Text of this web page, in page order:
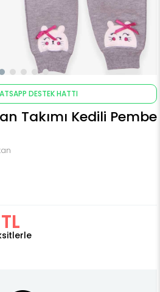
DESTEK HATTI
Takımı Kedili Pembe